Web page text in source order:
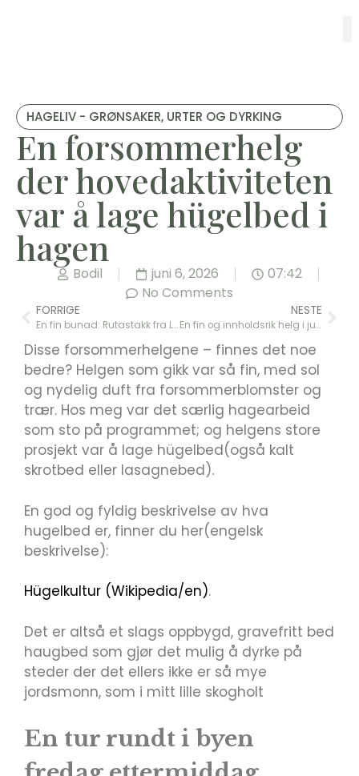
HAGELIV - GRØNSAKER, URTER OG DYRKING
En forsommerhelg
der hovedaktiviteten
var å lage hügelbed i
hagen
Bodil juni 6, 2026
07:42
No Comments
FORRIGE
En fin bunad: Rutastakk fra Lesja
NESTE
En fin og innholdsrik helg i juni
Disse forsommerhelgene – finnes det noe
bedre? Helgen som gikk var så fin, med sol
og nydelig duft fra forsommerblomster og
trær. Hos meg var det særlig hagearbeid
som sto på programmet; og helgens store
prosjekt var å lage hügelbed(også kalt
skrotbed eller lasagnebed).
En god og fyldig beskrivelse av hva
hugelbed er, finner du her(engelsk
beskrivelse):
Hügelkultur (Wikipedia/en).
Det er altså et slags oppbygd, gravefritt bed
haugbed som gjør det mulig å dyrke på
steder der det ellers ikke er så mye
jordsmonn, som i mitt lille skogholt
En tur rundt i byen